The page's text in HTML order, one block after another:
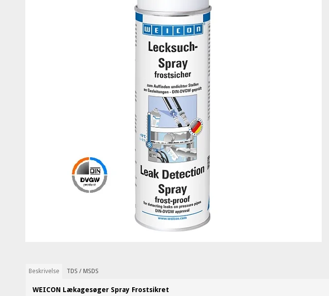
Beskrivelse TDS / MSDS
WEICON Lækagesøger Spray Frostsikret